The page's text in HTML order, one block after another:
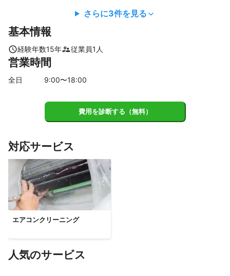
さらに3件を見る
基本情報
経験年数15年 従業員1 人
営業時間
全日 9:00〜18:00
費用を診断する（無料）
対応サービス
エアコンクリーニング
人気のサービス